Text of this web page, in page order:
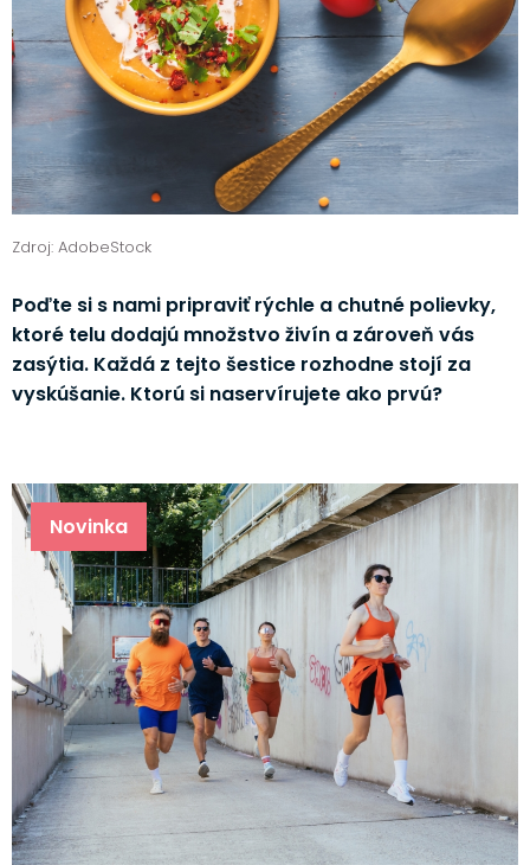
Zdroj: AdobeStock
Poďte si s nami pripraviť rýchle a chutné polievky,
ktoré telu dodajú množstvo živín a zároveň vás
zasýtia. Každá z tejto šestice rozhodne stojí za
vyskúšanie. Ktorú si naservírujete ako prvú?
Novinka